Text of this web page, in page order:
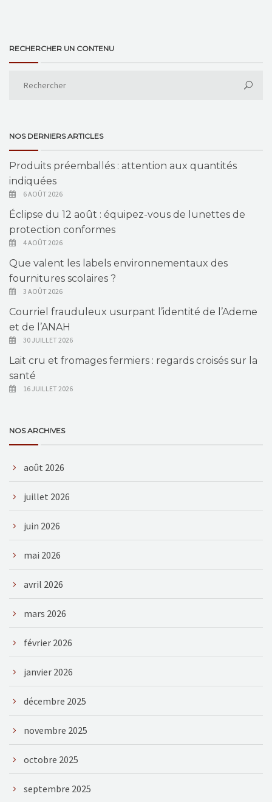
RECHERCHER UN CONTENU
NOS DERNIERS ARTICLES
Produits préemballés : attention aux quantités
indiquées
6 AOÛT 2026
Éclipse du 12 août : équipez-vous de lunettes de
protection conformes
4 AOÛT 2026
Que valent les labels environnementaux des
fournitures scolaires ?
3 AOÛT 2026
Courriel frauduleux usurpant l’identité de l’Ademe
et de l’ANAH
30 JUILLET 2026
Lait cru et fromages fermiers : regards croisés sur la
santé
16 JUILLET 2026
NOS ARCHIVES
août 2026
juillet 2026
juin 2026
mai 2026
avril 2026
mars 2026
février 2026
janvier 2026
décembre 2025
novembre 2025
octobre 2025
septembre 2025